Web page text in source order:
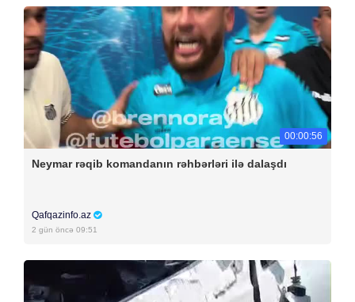
00:00:56
Neymar rəqib komandanın rəhbərləri ilə dalaşdı
Qafqazinfo.az
2 gün öncə 09:51